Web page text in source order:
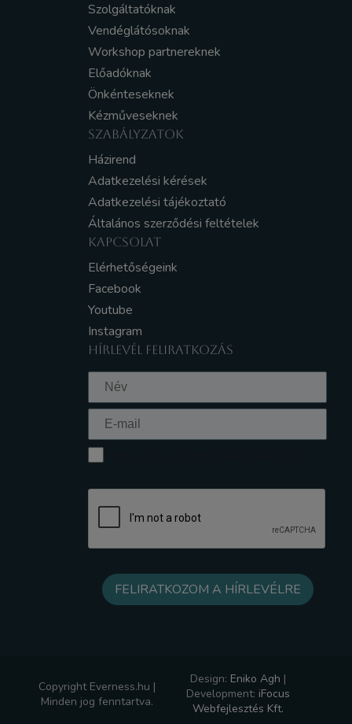
Szolgáltatóknak
Vendéglátósoknak
Workshop partnereknek
Előadóknak
Önkénteseknek
Kézműveseknek
SZABÁLYZATOK
Házirend
Adatkezelési kérések
Adatkezelési tájékoztató
Általános szerződési feltételek
KAPCSOLAT
Elérhetőségeink
Facebook
Youtube
Instagram
HÍRLEVÉL FELIRATKOZÁS
Copyright Everness.hu |
Minden jog fenntartva.
Design: Eniko Agh |
Development: iFocus
Webfejlesztés Kft.